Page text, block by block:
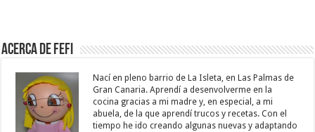
Acerca de Fefi
Nací en pleno barrio de La Isleta, en Las Palmas de
Gran Canaria. Aprendí a desenvolverme en la
cocina gracias a mi madre y, en especial, a mi
abuela, de la que aprendí trucos y recetas. Con el
tiempo he ido creando algunas nuevas y adaptando